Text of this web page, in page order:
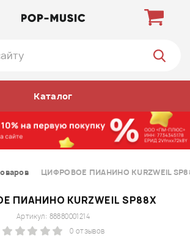
Каталог
ЦИФРОВОЕ ПИАНИНО KURZWEIL
ПИАНИНО KURZWEIL SP88X
Артикул: 88880001214
0 отзывов